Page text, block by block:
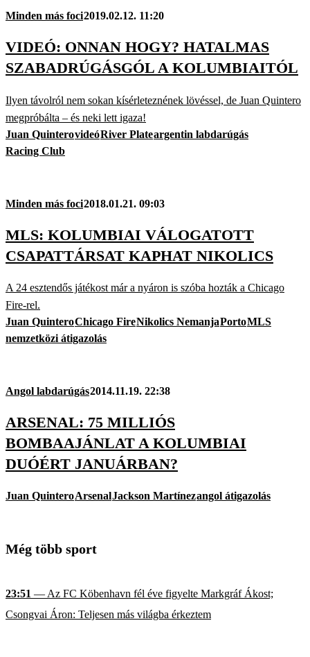
Minden más foci2019.02.12. 11:20
VIDEÓ: ONNAN HOGY? HATALMAS
SZABADRÚGÁSGÓL A KOLUMBIAITÓL
Ilyen távolról nem sokan kísérleteznének lövéssel, de Juan Quintero
megpróbálta – és neki lett igaza!
Juan QuinterovideóRiver Plateargentin labdarúgás
Racing Club
Minden más foci2018.01.21. 09:03
MLS: KOLUMBIAI VÁLOGATOTT
CSAPATTÁRSAT KAPHAT NIKOLICS
A 24 esztendős játékost már a nyáron is szóba hozták a Chicago
Fire-rel.
Juan QuinteroChicago FireNikolics NemanjaPortoMLS
nemzetközi átigazolás
Angol labdarúgás2014.11.19. 22:38
ARSENAL: 75 MILLIÓS
BOMBAAJÁNLAT A KOLUMBIAI
DUÓÉRT JANUÁRBAN?
Juan QuinteroArsenalJackson Martínezangol átigazolás
Még több sport
23:51 — Az FC Köbenhavn fél éve figyelte Markgráf Ákost;
Csongvai Áron: Teljesen más világba érkeztem